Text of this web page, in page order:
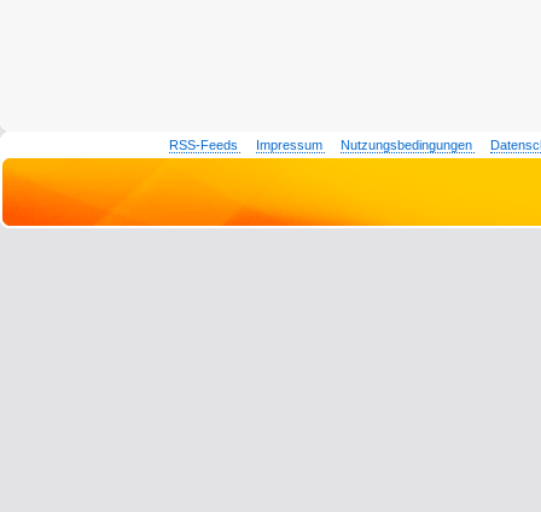
RSS-Feeds Impressum Nutzungsbedingungen